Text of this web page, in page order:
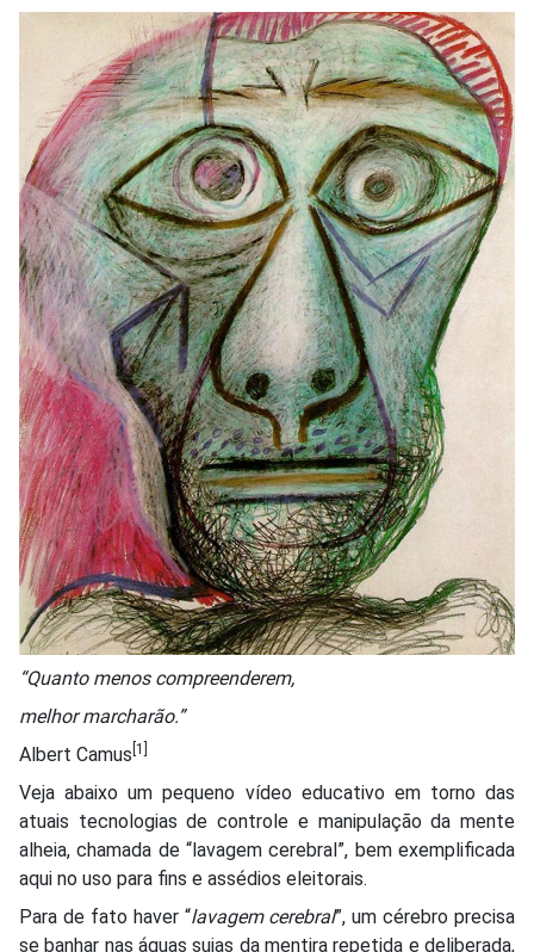
“Quanto menos compreenderem,
melhor marcharão.”
Albert Camus [1]
Veja abaixo um pequeno vídeo educativo em torno das
atuais tecnologias de controle e manipulação da mente
alheia, chamada de “lavagem cerebral”, bem exemplificada
aqui no uso para fins e assédios eleitorais.
Para de fato haver “lavagem cerebral”, um cérebro precisa
se banhar nas águas sujas da mentira repetida e deliberada,